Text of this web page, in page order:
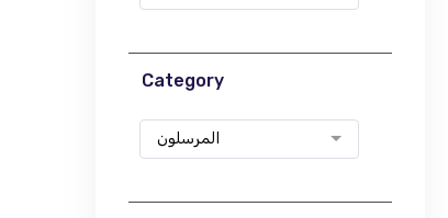
Category
المرسلون